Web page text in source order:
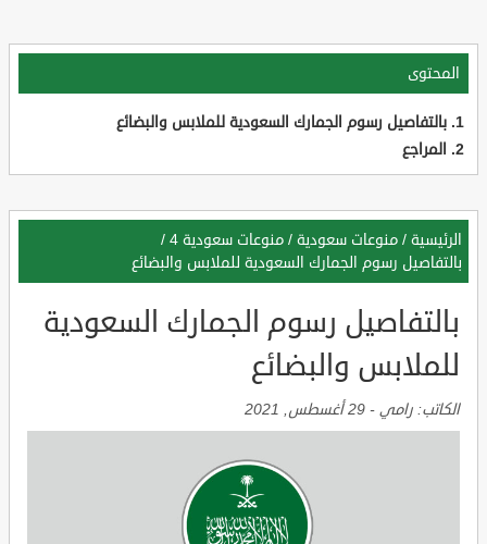
المحتوى
بالتفاصيل رسوم الجمارك السعودية للملابس والبضائع
المراجع
الرئيسية / منوعات سعودية / منوعات سعودية 4
/
بالتفاصيل رسوم الجمارك السعودية للملابس والبضائع
بالتفاصيل رسوم الجمارك السعودية
للملابس والبضائع
الكاتب: رامي - 29 أغسطس, 2021